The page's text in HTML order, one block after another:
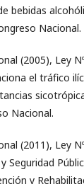
bebidas
Nacional.
(2005), Ley
el tráfico
Nacional.
(2011), Ley
Seguridad
y